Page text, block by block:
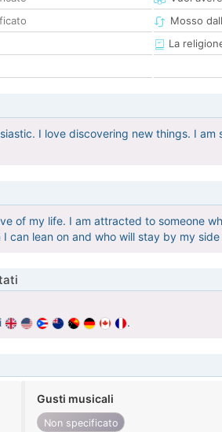
Mosso
La
I love discovering new things. I
of my life. I am attracted to someone
can lean on and who will stay by my
.
Gusti musicali
Non specificato